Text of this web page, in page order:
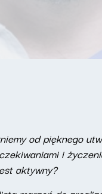
od pięknego
i
aktywny?